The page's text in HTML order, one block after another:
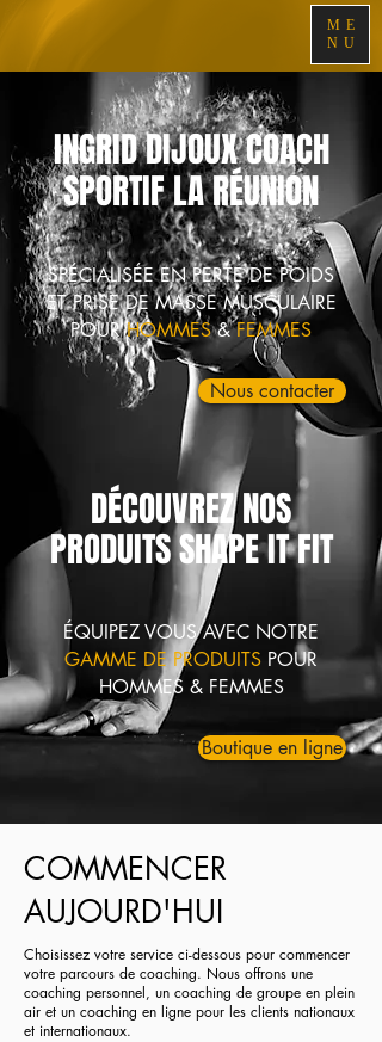
ME
NU
INGRID DIJOUX COACH
SPORTIF LA RÉUNION
SPÉCIALISÉE EN PERTE DE POIDS
ET PRISE DE MASSE MUSCULAIRE
POURHOMMES&FEMMES
Nous contacter
DÉCOUVREZ NOS
PRODUITS SHAPE IT FIT
ÉQUIPEZ VOUS AVEC NOTRE
GAMME DE PRODUITS POUR
HOMMES & FEMMES
Boutique en ligne
COMMENCER
AUJOURD'HUI
Choisissez votre service ci-dessous pour commencer
votre parcours de coaching. Nous offrons une
coaching personnel, un coaching de groupe en plein
air et un coaching en ligne pour les clients nationaux
et internationaux.